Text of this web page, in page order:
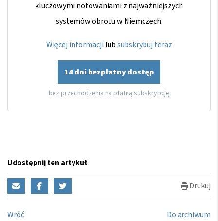
kluczowymi notowaniami z najważniejszych
systemów obrotu w Niemczech.
Więcej informacji lubsubskrybuj teraz
14 dni bezpłatny dostęp
bez przechodzenia na płatną subskrypcję
Udostępnij ten artykuł
Drukuj
Wróć Do archiwum